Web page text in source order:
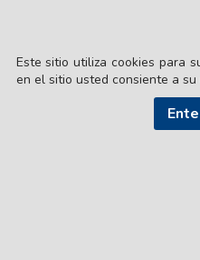
Este sitio utiliza cookies para
en el sitio usted consiente a su